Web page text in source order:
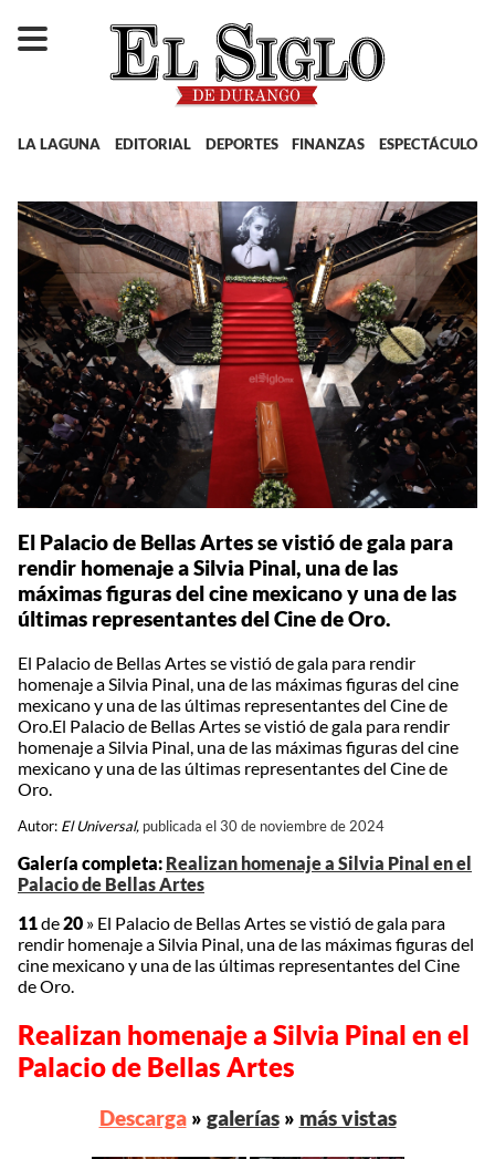
LA LAGUNA EDITORIAL DEPORTES FINANZAS ESPECTÁCULOS
El Palacio de Bellas Artes se vistió de gala para
rendir homenaje a Silvia Pinal, una de las
máximas figuras del cine mexicano y una de las
últimas representantes del Cine de Oro.
El Palacio de Bellas Artes se vistió de gala para rendir
homenaje a Silvia Pinal, una de las máximas figuras del cine
mexicano y una de las últimas representantes del Cine de
Oro.El Palacio de Bellas Artes se vistió de gala para rendir
homenaje a Silvia Pinal, una de las máximas figuras del cine
mexicano y una de las últimas representantes del Cine de
Oro.
Autor: El Universal, publicada el 30 de noviembre de 2024
Galería completa: Realizan homenaje a Silvia Pinal en el
Palacio de Bellas Artes
11de20 » El Palacio de Bellas Artes se vistió de gala para
rendir homenaje a Silvia Pinal, una de las máximas figuras del
cine mexicano y una de las últimas representantes del Cine
de Oro.
Realizan homenaje a Silvia Pinal en el
Palacio de Bellas Artes
Descarga» galerías» más vistas